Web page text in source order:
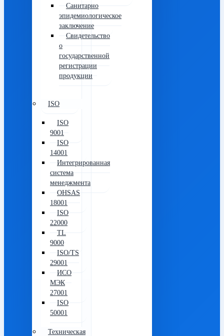
Санитарно
эпидемиологическое
заключение
Свидетельство
о
государственной
регистрации
продукции
ISO
ISO
9001
ISO
14001
Интегрированная
система
менеджмента
OHSAS
18001
ISO
22000
TL
9000
ISO/TS
29001
ИСО
МЭК
27001
ISO
50001
Техническая